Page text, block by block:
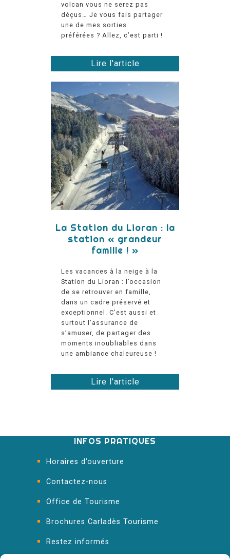
volcan vous ne serez pas
déçus… Je vous fais partager
une de mes sorties
préférées ? Allez, c’est parti !
Lire l'article
La Station du Lioran : la
station « grandeur
famille ! »
Les vacances à la neige à la
Station du Lioran : l’occasion
de se retrouver en famille,
dans un cadre préservé et
exceptionnel. C’est aussi et
surtout l’assurance de
s’amuser, de partager des
moments inoubliables dans
une ambiance chaleureuse !
Lire l'article
INFOS PRATIQUES
Horaires d’ouverture
Contactez-nous
Office de Tourisme
Brochures Carladès Tourisme
Restez informés